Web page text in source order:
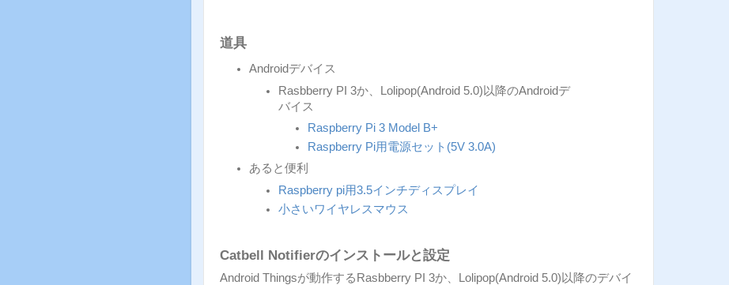
道具
Androidデバイス
Rasbberry PI 3か、Lolipop(Android 5.0)以降のAndroidデ
バイス
Raspberry Pi 3 Model B+
Raspberry Pi用電源セット(5V 3.0A)
あると便利
Raspberry pi用3.5インチディスプレイ
小さいワイヤレスマウス
Catbell Notifierのインストールと設定
Android Thingsが動作するRasbberry PI 3か、Lolipop(Android 5.0)以降のデバイ